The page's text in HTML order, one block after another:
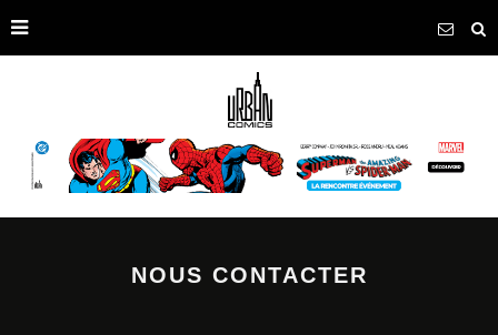
NOUS CONTACTER